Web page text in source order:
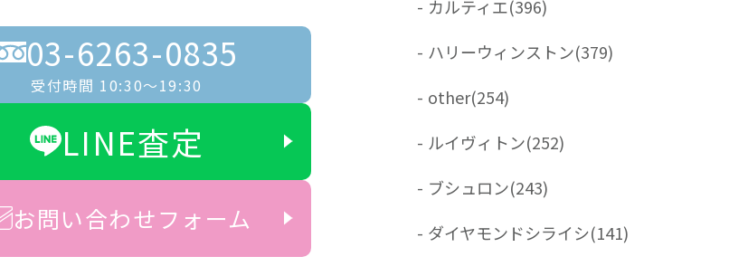
03-6263-0835
受付時間 10:30〜19:30
LINE査定
お問い合わせフォーム
- カルティエ(396)
- ハリーウィンストン(379)
- other(254)
- ルイヴィトン(252)
- ブシュロン(243)
- ダイヤモンドシライシ(141)